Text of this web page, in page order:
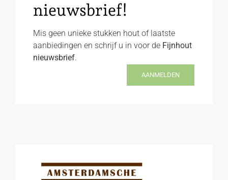
nieuwsbrief!
Mis geen unieke stukken hout of laatste
aanbiedingen en schrijf u in voor de Fijnhout
nieuwsbrief.
AANMELDEN